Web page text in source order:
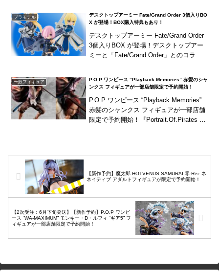
を一新！叫び顔と...
プラモデル
デスクトップアーミー Fate/Grand Order 3個入りBO
X が登場！BOX購入特典もあり！
デスクトップアーミー Fate/Grand Order
3個入りBOX が登場！デスクトップアー
ミーと「Fate/Grand Order」とのコラボ
一般フィギュア
P.O.P ワンピース “Playback Memories” 赤髪のシャ
ンクス フィギュアが一部店舗限定で予約開始！
P.O.P ワンピース “Playback Memories”
赤髪のシャンクス フィギュアが一部店舗
限定で予約開始！『Portrait.Of.Pirates ワ
【新作予約】魔太郎 HOTVENUS SAMURAI 零-Rei- ネ
ネイティブ アダルトフィギュアが限定で予約開始！
【2次受注：6月下旬発送】【新作予約】P.O.P ワンピ
ース “WA-MAXIMUM” モンキー・D・ルフィ “ギア5” フ
ィギュアが一部店舗限定で予約開始！